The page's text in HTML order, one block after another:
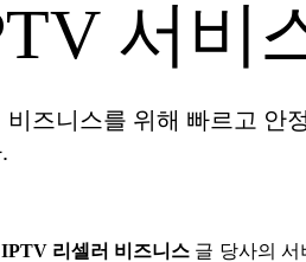
서비
비즈니스를 위해 빠르고 안
IPTV 리셀러 비즈니스 글 당사의 서